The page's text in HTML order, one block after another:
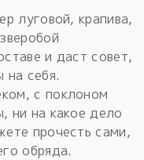
луговой, крапива,
и даст совет,
на себя.
с поклоном
ни на какое дело
прочесть сами,
обряда.